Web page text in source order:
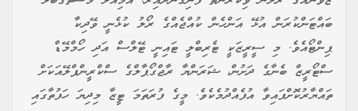
ބައްޓަންކުރަން އުޅޭ އަންހެން ކުއްޖެއްގެ ރޯލު ކުޅެނީ ވޭދިކާ
ޕިންޓޯއެވެ. މި ސީރީޒަކީ ޓެރިބްލީ ޓައިނީ ޓޭލްސް އަދި ހޯމްމޭޑް
ސްޓޯރީޒް ބެނާގެ ދަށުން، ޝަރަންޔާ ރާޖްގޯޕާލްގެ ސްކްރީންޕްލޭއަކަށް
ތައްޔާރުކޮށްފައިވާ އުފެއްދުމެކެވެ. މީގެ ފުރަތަމަ ޓީޒާ މިދިޔަ ހަފުތާގައި